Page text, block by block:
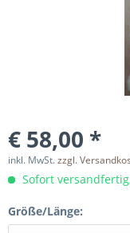
€ 58,00 *
inkl. MwSt.zzgl.
Sofort
Größe/Länge: